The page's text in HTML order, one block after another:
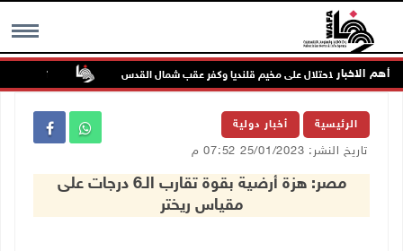
MENU أهم الاخبار تواصل
الرئيسية أخبار دولية
تاريخ النشر: 25/01/2023 07:52 م
مصر: هزة أرضية بقوة تقارب الـ6 درجات على
مقياس ريختر